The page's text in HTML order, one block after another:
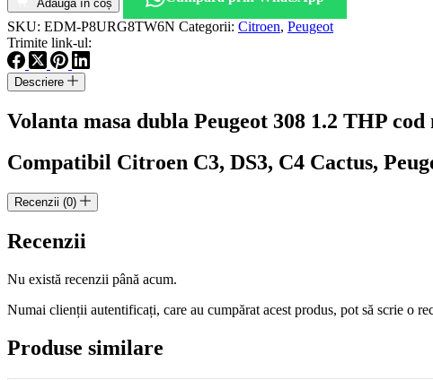
dubla
Peugeot
308
1.2
THP
motor
HN01
9805958180
Adaugă în coș
SKU: EDM-P8URG8TW6N Categorii: Citroen, Peugeot
Trimite link-ul:
Descriere
Volanta masa dubla Peugeot 308 1.2 THP
Compatibil Citroen C3, DS3, C4 Cactus,
Recenzii (0)
Recenzii
Nu există recenzii până acum.
Numai clienții autentificați, care au cumpărat acest produs, pot să scrie o
Produse similare